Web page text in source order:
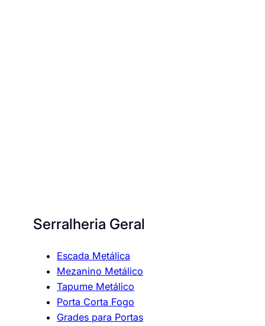
Serralheria Geral
Escada Metálica
Mezanino Metálico
Tapume Metálico
Porta Corta Fogo
Grades para Portas